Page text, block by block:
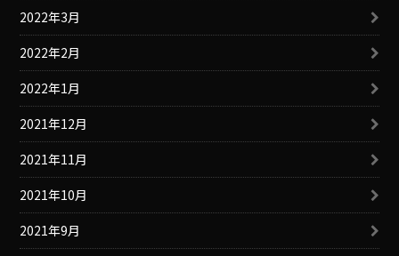
2022年3月
2022年2月
2022年1月
2021年12月
2021年11月
2021年10月
2021年9月